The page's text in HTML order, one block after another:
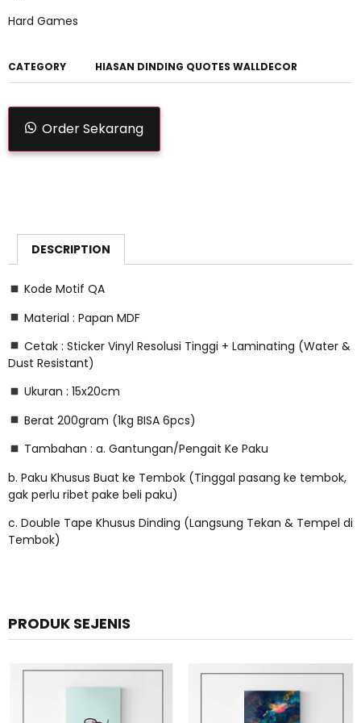
Hard Games
CATEGORY HIASAN DINDING QUOTES WALLDECOR
Order Sekarang
DESCRIPTION
Kode Motif QA
Material : Papan MDF
Cetak : Sticker Vinyl Resolusi Tinggi + Laminating (Water &
Dust Resistant)
Ukuran : 15x20cm
Berat 200gram (1kg BISA 6pcs)
Tambahan : a. Gantungan/Pengait Ke Paku
b. Paku Khusus Buat ke Tembok (Tinggal pasang ke tembok,
gak perlu ribet pake beli paku)
c. Double Tape Khusus Dinding (Langsung Tekan & Tempel di
Tembok)
PRODUK SEJENIS